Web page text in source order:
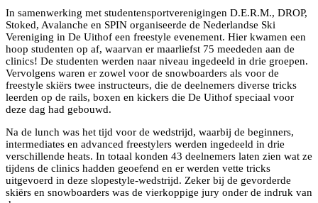
In samenwerking met studentensportverenigingen D.E.R.M., DROP,
Stoked, Avalanche en SPIN organiseerde de Nederlandse Ski
Vereniging in De Uithof een freestyle evenement. Hier kwamen een
hoop studenten op af, waarvan er maarliefst 75 meededen aan de
clinics! De studenten werden naar niveau ingedeeld in drie groepen.
Vervolgens waren er zowel voor de snowboarders als voor de
freestyle skiërs twee instructeurs, die de deelnemers diverse tricks
leerden op de rails, boxen en kickers die De Uithof speciaal voor
deze dag had gebouwd.
Na de lunch was het tijd voor de wedstrijd, waarbij de beginners,
intermediates en advanced freestylers werden ingedeeld in drie
verschillende heats. In totaal konden 43 deelnemers laten zien wat ze
tijdens de clinics hadden geoefend en er werden vette tricks
uitgevoerd in deze slopestyle-wedstrijd. Zeker bij de gevorderde
skiërs en snowboarders was de vierkoppige jury onder de indruk van